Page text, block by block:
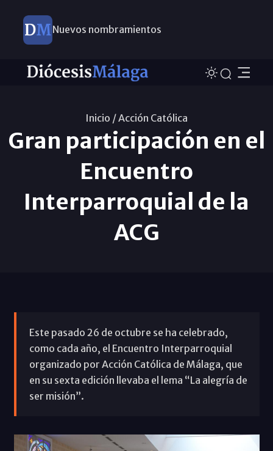
Este domingo, Campaña Pro Templos
Inicio /Acción Católica
Gran participación en el
Encuentro
Interparroquial de la
ACG
Este pasado 26 de octubre se ha celebrado,
como cada año, el Encuentro Interparroquial
organizado por Acción Católica de Málaga, que
en su sexta edición llevaba el lema “La alegría de
ser misión”.